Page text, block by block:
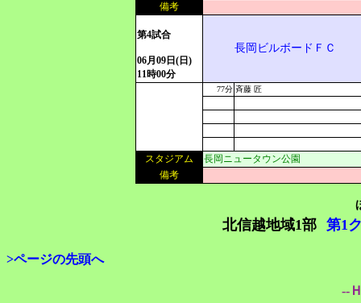
備考
第4試合
06月09日(日)
11時00分
長岡ビルボードＦＣ
77分 斉藤 匠
スタジアム
長岡ニュータウン公園
備考
北信越地域1部 第1
>ページの先頭へ
--